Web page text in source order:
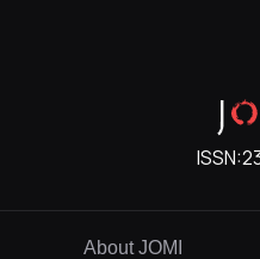
ISSN:
About JOMI